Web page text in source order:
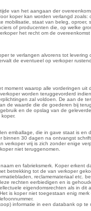
van het aangaan der
koper kan worden verlangd zoals:
staat van beleg, oproer,
of producenten die, op welke
het recht om de
te verlangen alvorens tot
de eventueel op verkoper
waarop alle vorderingen uit
worden teruggevorderd
zal voldoen. De aan de
de waarde die de goederen bij
en de opslag van de
emballage, die in gave staat is en
30 dagen na ontvangst
vrij is zich zonder enige
niet teruggenomen.
en fabrieksmerk. Koper erkent
betrekking tot de van verkoper
reclamemateriaal etc.
rechten eerbiedigen en is
eigendomsrechten als in dit
is koper niet toegestaan enig
informatie in een databank op